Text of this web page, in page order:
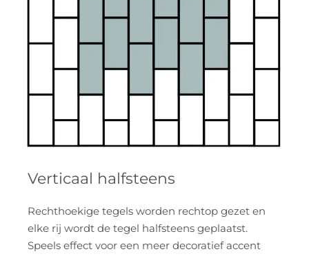
Verticaal halfsteens
Rechthoekige tegels worden rechtop gezet en
elke rij wordt de tegel halfsteens geplaatst.
Speels effect voor een meer decoratief accent